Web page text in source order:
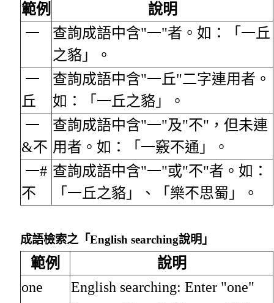
範例
說明
一
查詢成語中含"一"者。如：「一丘
之貉」。
一
丘
查詢成語中含"一丘"二字連用者。
如：「一丘之貉」。
一
&不
查詢成語中含"一"及"不"，但未連
用者。如：「一竅不通」。
一#
不
查詢成語中含"一"或"不"者。如：
「一丘之貉」、「樂不思蜀」。
成語檢索之「English searching說明」
範例
說明
one
English searching: Enter "one"